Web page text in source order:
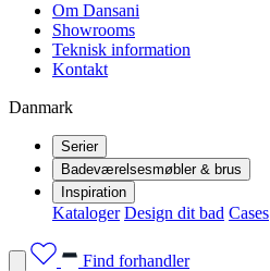
Om Dansani
Showrooms
Teknisk information
Kontakt
Danmark
Serier
Badeværelsesmøbler & brus
Inspiration
Kataloger Design dit bad Cases
Find forhandler